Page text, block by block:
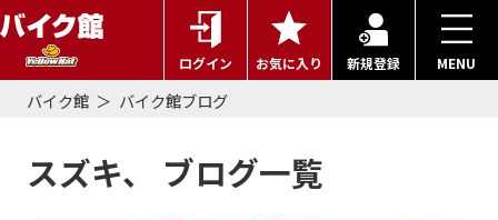
ログイン お気に入り 新規登録 MENU
バイク館 バイク館ブログ
スズキ、 ブログ一覧